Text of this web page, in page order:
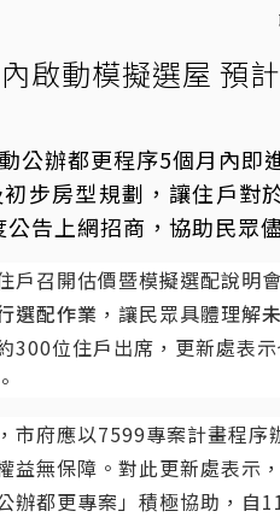
啟動模擬選屋 預
公辦都更程序5個月內即
步房型規劃，讓住戶對
告上網招商，協助民眾
召開估價暨模擬選配說明
選配作業 ，讓民眾具體理解
300位住戶出席，更新處表
市府應以7599專案計畫程序
無保障。對此更新處表示
辦都更專案」積極協助，自